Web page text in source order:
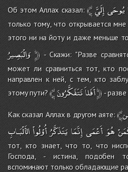
Об этом Аллах сказал:﴾ يُوحَىإِلَيَّ
только тому, что открывается
этого ни на йоту и даже меньше
وَالْبَصِيرُ ﴿- Скажи: "Разве
может ли сравниться тот, кто
направлен к ней, с тем, кто
этому пути? ﴾ أَفَلاَتَتَفَكَّرُونَ ﴿- разве
Как сказал Аллах в другом аяте:
هُوَأَعْمَى إِنَّمَا يَتَذَكَّرُأُوْلُواْالأَلْبَـابِ
тот, кто знает, что то, что
Господа, - истина, подобен
вспоминают только обладающие